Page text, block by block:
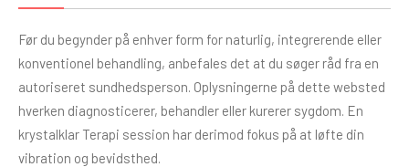
Før du begynder på enhver form for naturlig, integrerende eller
konventionel behandling, anbefales det at du søger råd fra en
autoriseret sundhedsperson. Oplysningerne på dette websted
hverken diagnosticerer, behandler eller kurerer sygdom. En
krystalklar Terapi session har derimod fokus på at løfte din
vibration og bevidsthed.